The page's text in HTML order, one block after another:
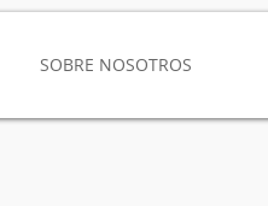
SOBRE NOSOTROS